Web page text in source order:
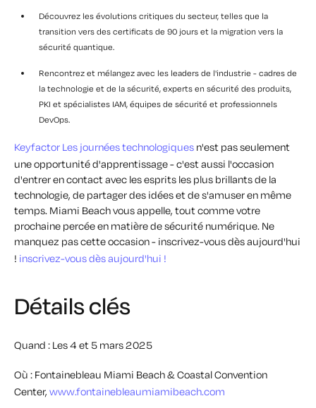
Découvrez les évolutions critiques du secteur, telles que la
transition vers des certificats de 90 jours et la migration vers la
sécurité quantique.
Rencontrez et mélangez avec les leaders de l'industrie - cadres de
la technologie et de la sécurité, experts en sécurité des produits,
PKI et spécialistes IAM, équipes de sécurité et professionnels
DevOps.
Keyfactor Les journées technologiques n'est pas seulement
une opportunité d'apprentissage - c'est aussi l'occasion
d'entrer en contact avec les esprits les plus brillants de la
technologie, de partager des idées et de s'amuser en même
temps. Miami Beach vous appelle, tout comme votre
prochaine percée en matière de sécurité numérique. Ne
manquez pas cette occasion - inscrivez-vous dès aujourd'hui
! inscrivez-vous dès aujourd'hui !
Détails clés
Quand : Les 4 et 5 mars 2025
Où : Fontainebleau Miami Beach & Coastal Convention
Center, www.fontainebleaumiamibeach.com